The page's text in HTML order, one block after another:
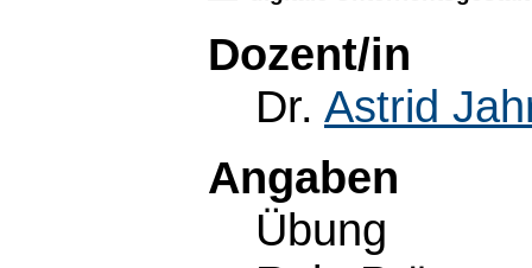
Dozent/in
Dr. Astrid
Angaben
Übung